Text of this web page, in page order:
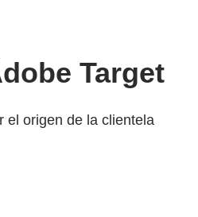
Target
el origen de la clientela